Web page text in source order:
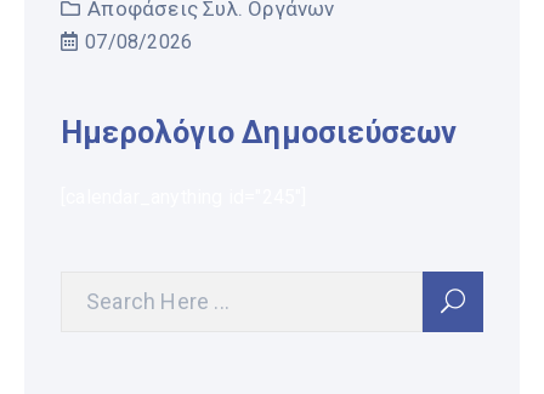
Αποφάσεις Συλ. Οργάνων
07/08/2026
Ημερολόγιο Δημοσιεύσεων